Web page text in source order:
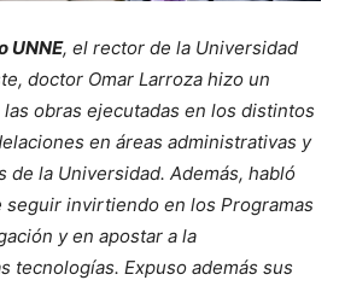
UNNE, el rector de la Universidad
doctor Omar Larroza hizo un
obras ejecutadas en los distintos
en áreas administrativas y
de la Universidad. Además, habló
seguir invirtiendo en los Programas
y en apostar a la
tecnologías. Expuso además sus